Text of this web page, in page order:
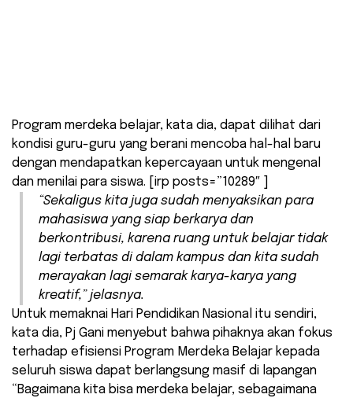
Program merdeka belajar, kata dia, dapat dilihat dari
kondisi guru-guru yang berani mencoba hal-hal baru
dengan mendapatkan kepercayaan untuk mengenal
dan menilai para siswa. [irp posts=”10289″ ]
“Sekaligus kita juga sudah menyaksikan para
mahasiswa yang siap berkarya dan
berkontribusi, karena ruang untuk belajar tidak
lagi terbatas di dalam kampus dan kita sudah
merayakan lagi semarak karya-karya yang
kreatif,” jelasnya.
Untuk memaknai Hari Pendidikan Nasional itu sendiri,
kata dia, Pj Gani menyebut bahwa pihaknya akan fokus
terhadap efisiensi Program Merdeka Belajar kepada
seluruh siswa dapat berlangsung masif di lapangan
“Bagaimana kita bisa merdeka belajar, sebagaimana